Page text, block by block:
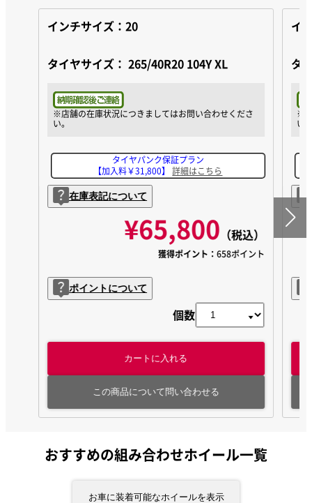
インチサイズ：20
タイヤサイズ：265/40R20 104Y XL
タイヤパンク保証プラン
【加入料￥31,800】詳細はこちら
在庫表記について
¥65,800 （税込）
獲得ポイント： 658ポイント
ポイントについて
個数
カートに入れる
この商品について問い合わせる
イ
タ
おすすめの組み合わせホイール一覧
お車に装着可能なホイールを表示